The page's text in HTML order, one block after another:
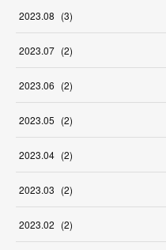
2023.08 (3)
2023.07 (2)
2023.06 (2)
2023.05 (2)
2023.04 (2)
2023.03 (2)
2023.02 (2)